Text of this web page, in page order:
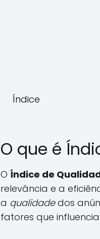
Índice
O que é
O Índice de
relevância e a
a qualidadedos
fatores que